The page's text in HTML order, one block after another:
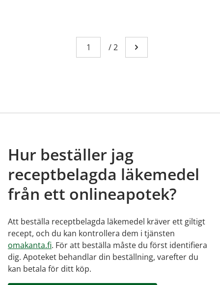
Page
You're currently reading page 1
/2 Go to next page
Hur beställer jag
receptbelagda läkemedel
från ett onlineapotek?
Att beställa receptbelagda läkemedel kräver ett giltigt
recept, och du kan kontrollera dem i tjänsten
omakanta.fi. För att beställa måste du först identifiera
dig. Apoteket behandlar din beställning, varefter du
kan betala för ditt köp.